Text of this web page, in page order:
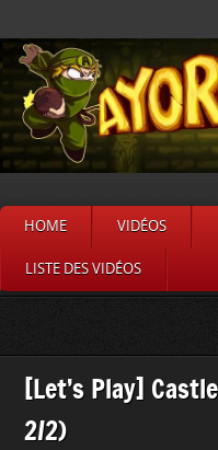
HOME VIDÉOS
LISTE DES VIDÉOS
[Let’s Play]
2/2)